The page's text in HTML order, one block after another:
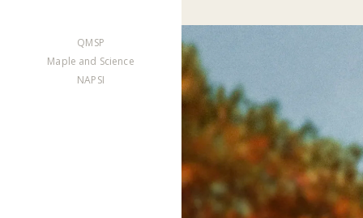
QMSP
Maple and Science
NAPSI